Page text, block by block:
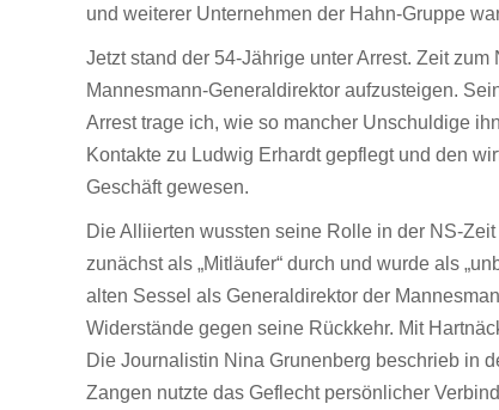
und weiterer Unternehmen der Hahn-Gruppe
Jetzt stand der 54-Jährige unter Arrest. Zeit
Mannesmann-Generaldirektor aufzusteigen.
Arrest trage ich, wie so mancher Unschuldige
Kontakte zu Ludwig Erhardt gepflegt und den
Geschäft gewesen.
Die Alliierten wussten seine Rolle in der NS-
zunächst als „Mitläufer“ durch und wurde als
alten Sessel als Generaldirektor der
Widerstände gegen seine Rückkehr. Mit
Die Journalistin Nina Grunenberg beschrieb in
Zangen nutzte das Geflecht persönlicher